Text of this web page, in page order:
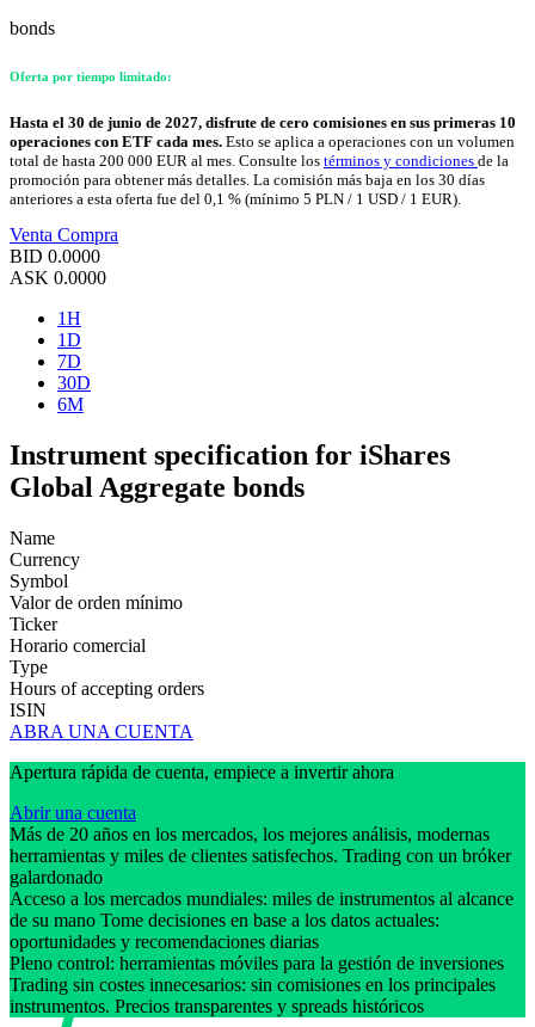
bonds
Oferta por tiempo limitado:
Hasta el 30 de junio de 2027, disfrute de cero comisiones en sus primeras 10
operaciones con ETF cada mes. Esto se aplica a operaciones con un volumen
total de hasta 200 000 EUR al mes. Consulte los términos y condiciones de la
promoción para obtener más detalles. La comisión más baja en los 30 días
anteriores a esta oferta fue del 0,1 % (mínimo 5 PLN / 1 USD / 1 EUR).
Venta Compra
BID 0.0000
ASK 0.0000
1H
1D
7D
30D
6M
Instrument specification for iShares
Global Aggregate bonds
Name
Currency
Symbol
Valor de orden mínimo
Ticker
Horario comercial
Type
Hours of accepting orders
ISIN
ABRA UNA CUENTA
Apertura rápida de cuenta, empiece a invertir ahora
Abrir una cuenta
Más de 20 años en los mercados, los mejores análisis, modernas
herramientas y miles de clientes satisfechos. Trading con un bróker
galardonado
Acceso a los mercados mundiales: miles de instrumentos al alcance
de su mano Tome decisiones en base a los datos actuales:
oportunidades y recomendaciones diarias
Pleno control: herramientas móviles para la gestión de inversiones
Trading sin costes innecesarios: sin comisiones en los principales
instrumentos. Precios transparentes y spreads históricos